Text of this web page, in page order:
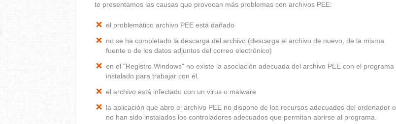
te presentamos las causas que provocan más problemas con archivos PEE:
el problemático archivo PEE está dañado
no se ha completado la descarga del archivo (descarga el archivo de nuevo, de la misma
fuente o de los datos adjuntos del correo electrónico)
en el "Registro Windows" no existe la asociación adecuada del archivo PEE con el programa
instalado para trabajar con él.
el archivo está infectado con un virus o malware
la aplicación que abre el archivo PEE no dispone de los recursos adecuados del ordenador o
no han sido instalados los controladores adecuados que permitan abrirse al programa.